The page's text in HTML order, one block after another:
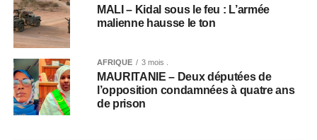
MALI – Kidal sous le feu : L’armée
malienne hausse le ton
AFRIQUE 3 mois .
MAURITANIE – Deux députées de
l’opposition condamnées à quatre ans
de prison